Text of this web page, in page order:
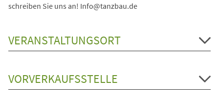
schreiben Sie uns an! Info@tanzbau.de
VERANSTALTUNGSORT
VORVERKAUFSSTELLE